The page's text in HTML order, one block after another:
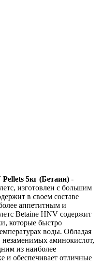
5кг (Бетаин) -
изготовлен с большим
в своем составе
аппетитным и
Betaine HNV содержит
которые быстро
воды. Обладая
аминокислот,
из наиболее
и обеспечивает отличные